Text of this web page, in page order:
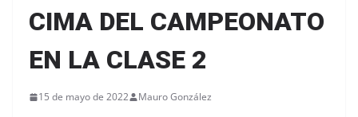
CIMA DEL CAMPEONATO
EN LA CLASE 2
15 de mayo de 2022 Mauro González